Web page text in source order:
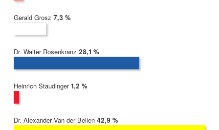
Gerald Grosz 2022:
7,3 %
Dr. Walter Rosenkranz 2022:
28,1 %
Heinrich Staudinger 2022:
1,2 %
Dr. Alexander Van der Bellen 2022:
42,9 %